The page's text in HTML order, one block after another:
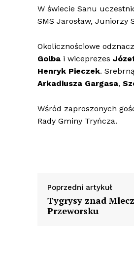
W świecie Sanu
SMS Jarosław, Juniorzy
Okolicznościowe
Golba i wiceprezes
Henryk Pieczek.
Arkadiusza Gargasa,
Wśród zaproszonych
Rady Gminy Tryńcza.
Poprzedni artykuł
Tygrysy znad
Przeworsku